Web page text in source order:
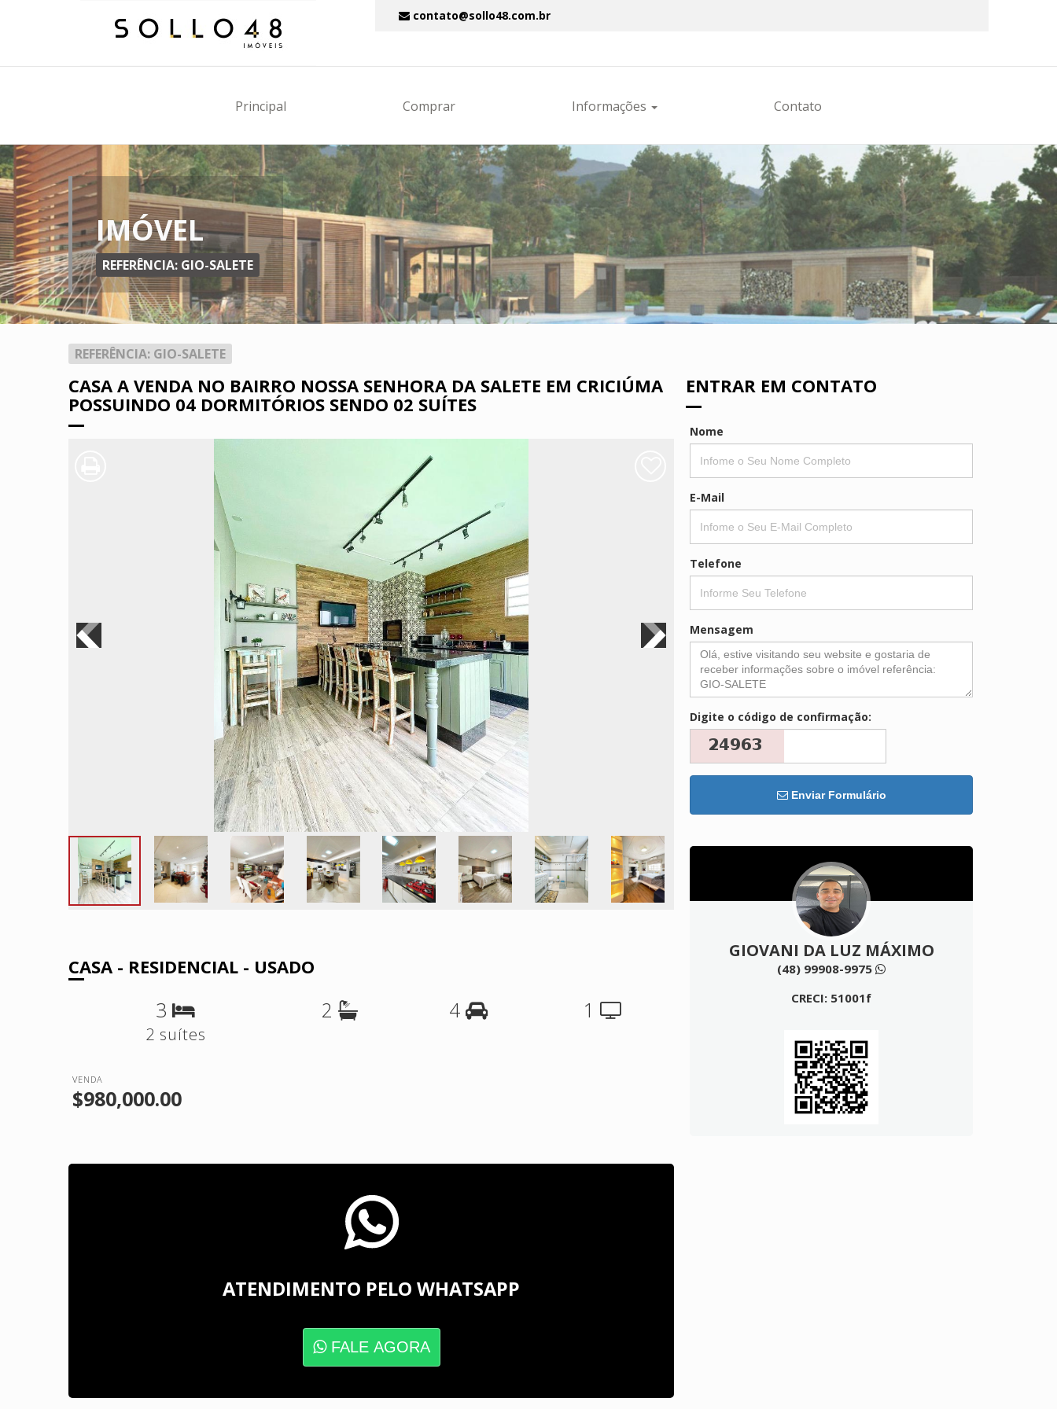
contato@sollo48.com.br
Principal Comprar Informações Contato
IMÓVEL
REFERÊNCIA: GIO-SALETE
REFERÊNCIA: GIO-SALETE
CASA A VENDA NO BAIRRO NOSSA SENHORA DA SALETE EM CRICIÚMA
POSSUINDO 04 DORMITÓRIOS SENDO 02 SUÍTES
CASA - RESIDENCIAL - USADO
3
2 suítes
2 4 1
VENDA
$980,000.00
ATENDIMENTO PELO WHATSAPP
FALE AGORA
ENTRAR EM CONTATO
Nome
E-Mail
Telefone
Mensagem
Digite o código de confirmação:
Enviar Formulário
GIOVANI DA LUZ MÁXIMO
(48) 99908-9975
CRECI: 51001f